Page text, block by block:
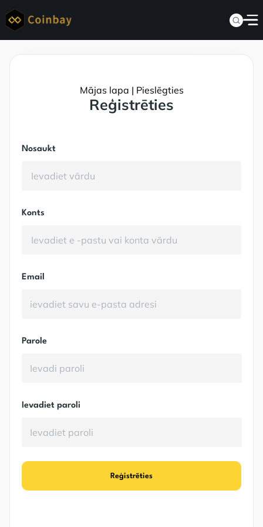
Mājas lapa | Pieslēgties
Reģistrēties
Nosaukt
Konts
Email
Parole
Ievadiet paroli
Reģistrēties